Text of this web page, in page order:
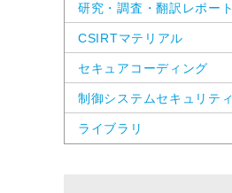
研究・調査・翻訳レポート
CSIRTマテリアル
セキュアコーディング
制御システムセキュリティ
ライブラリ